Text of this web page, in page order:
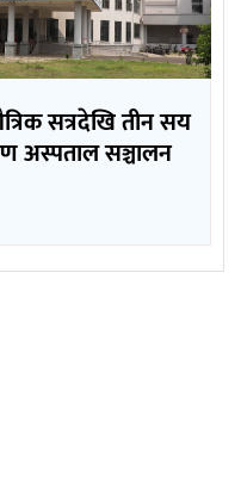
सत्रदेखि तीन सय
अस्पताल सञ्चालन